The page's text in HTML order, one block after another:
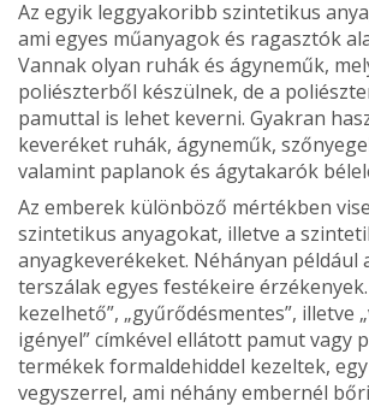
Az egyik leggyakoribb szintetikus
ami egyes műanyagok és ragasztók
Vannak olyan ruhák és ágyneműk,
poliészterből készülnek, de a
pamuttal is lehet keverni. Gyakran
keveréket ru­hák, ágyneműk,
valamint paplanok és ágytakarók
Az emberek különböző mérték­ben
szintetikus anyagokat, il­letve a
anyagke­verékeket. Néhányan például
terszálak egyes festékeire
kezelhető”, „gyűrődés­mentes”, illetve
igényel” címkével ellátott pamut vagy
termékek formaldehiddel kezeltek,
vegyszerrel, ami néhány embernél